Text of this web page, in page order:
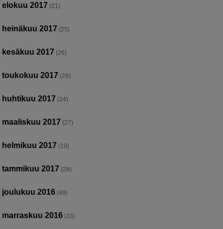
elokuu 2017 (21)
heinäkuu 2017 (25)
kesäkuu 2017 (26)
toukokuu 2017 (28)
huhtikuu 2017 (24)
maaliskuu 2017 (27)
helmikuu 2017 (19)
tammikuu 2017 (28)
joulukuu 2016 (49)
marraskuu 2016 (33)